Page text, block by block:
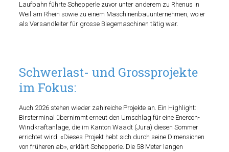
Laufbahn führte Schepperle zuvor unter anderem zu Rhenus in
Weil am Rhein sowie zu einem Maschinenbauunternehmen, wo er
als Versandleiter für grosse Biegemaschinen tätig war.
Schwerlast- und Grossprojekte
im Fokus:
Auch 2026 stehen wieder zahlreiche Projekte an. Ein Highlight:
Birsterminal übernimmt erneut den Umschlag für eine Enercon-
Windkraftanlage, die im Kanton Waadt (Jura) diesen Sommer
errichtet wird. «Dieses Projekt hebt sich durch seine Dimensionen
von früheren ab», erklärt Schepperle. Die 58 Meter langen